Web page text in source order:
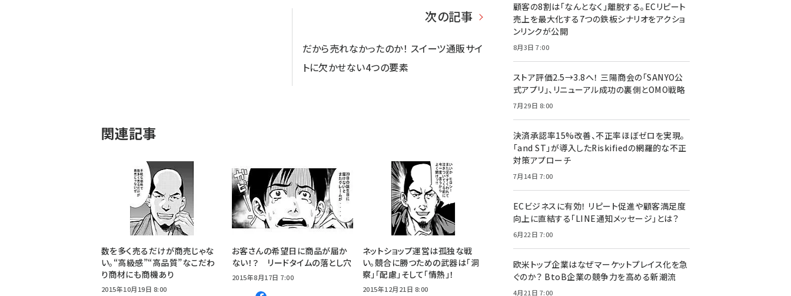
次の記事
だから売れなかったのか！ スイーツ通販サイ
トに欠かせない4つの要素
関連記事
数を多く売るだけが商売じゃな
い。“高級感”“高品質”なこだわ
り商材にも商機あり
2015年10月19日 8:00
お客さんの希望日に商品が届か
ない！？ リードタイムの落とし穴
2015年8月17日 7:00
ネットショップ運営は孤独な戦
い。競合に勝つための武器は「洞
察」「配慮」そして「情熱」！
2015年12月21日 8:00
顧客の8割は「なんとなく」離脱する。ECリピート
売上を最大化する7つの鉄板シナリオをアクショ
ンリンクが公開
8月3日 7:00
ストア評価2.5→3.8へ！ 三陽商会の「SANYO公
式アプリ」、リニューアル成功の裏側とOMO戦略
7月29日 8:00
決済承認率15%改善、不正率ほぼゼロを実現。
「and ST」が導入したRiskifiedの網羅的な不正
対策アプローチ
7月14日 7:00
ECビジネスに有効！ リピート促進や顧客満足度
向上に直結する「LINE通知メッセージ」とは？
6月22日 7:00
欧米トップ企業はなぜマーケットプレイス化を急
ぐのか？ BtoB企業の競争力を高める新潮流
4月21日 7:00